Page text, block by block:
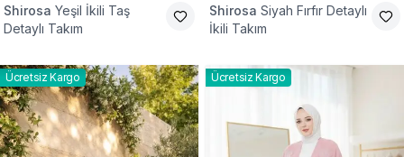
Shirosa Yeşil İkili Taş
Detaylı Takım
Shirosa Siyah Fırfır Detaylı
İkili Takım
Ücretsiz Kargo Ücretsiz Kargo